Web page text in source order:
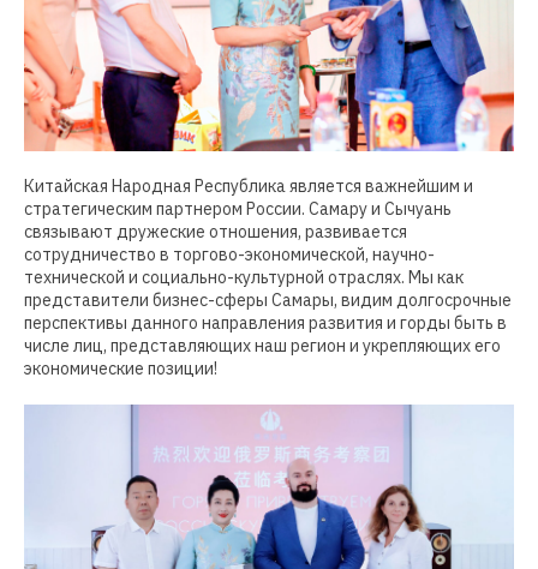
Китайская Народная Республика является важнейшим и
стратегическим партнером России. Самару и Сычуань
связывают дружеские отношения, развивается
сотрудничество в торгово-экономической, научно-
технической и социально-культурной отраслях. Мы как
представители бизнес-сферы Самары, видим долгосрочные
перспективы данного направления развития и горды быть в
числе лиц, представляющих наш регион и укрепляющих его
экономические позиции!